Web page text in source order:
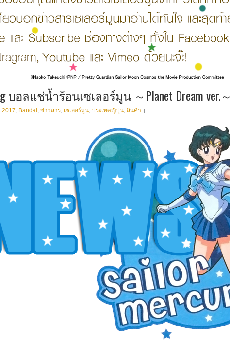
บอลแช่น้ำร้อนเซเลอร์มูน ～Planet Dream ver.～
2017, Bandai, ข่าวสาร, เซเลอร์มูน, ประเทศญี่ปุ่น, สินค้า